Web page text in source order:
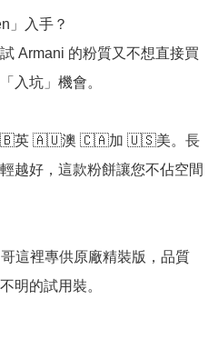
」入手？
Armani 的粉質又不想直接買
入坑」機會。
🇬🇧英 🇦🇺澳 🇨🇦加 🇺🇸美。長
越好，這款粉餅讓您不佔空間
這裡專供原廠精裝版，品質
明的試用裝。